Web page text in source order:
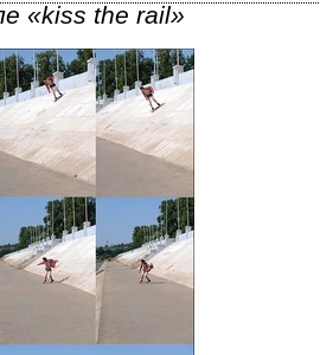
«kiss the rail»